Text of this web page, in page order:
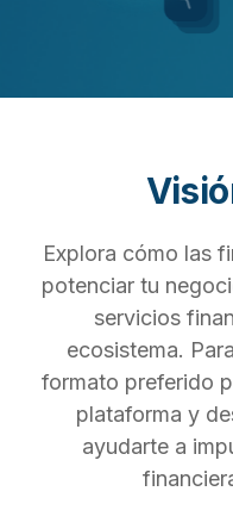
Explora cómo las
potenciar tu
servicios
ecosistema.
formato preferido
plataforma y
ayudarte a